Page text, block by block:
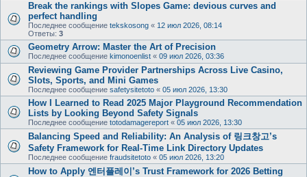
Break the rankings with Slopes Game: devious curves and
perfect handling
Последнее сообщение tekskosong « 12 июл 2026, 08:14
Ответы: 3
Geometry Arrow: Master the Art of Precision
Последнее сообщение kimonoenlist « 09 июл 2026, 03:36
Reviewing Game Provider Partnerships Across Live Casino,
Slots, Sports, and Mini Games
Последнее сообщение safetysitetoto « 05 июл 2026, 13:30
How I Learned to Read 2025 Major Playground Recommendation
Lists by Looking Beyond Safety Signals
Последнее сообщение totodamagereport « 05 июл 2026, 13:30
Balancing Speed and Reliability: An Analysis of 링크창고’s
Safety Framework for Real-Time Link Directory Updates
Последнее сообщение fraudsitetoto « 05 июл 2026, 13:20
How to Apply 엔터플레이’s Trust Framework for 2026 Betting